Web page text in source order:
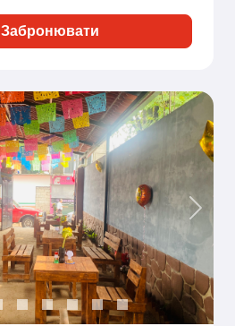
Забронювати
Next